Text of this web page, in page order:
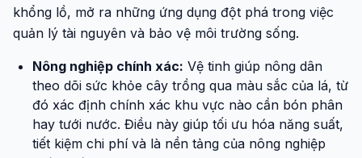
khổng lồ, mở ra những ứng dụng đột phá trong việc
quản lý tài nguyên và bảo vệ môi trường sống.
Nông nghiệp chính xác: Vệ tinh giúp nông dân
theo dõi sức khỏe cây trồng qua màu sắc của lá, từ
đó xác định chính xác khu vực nào cần bón phân
hay tưới nước. Điều này giúp tối ưu hóa năng suất,
tiết kiệm chi phí và là nền tảng của nông nghiệp